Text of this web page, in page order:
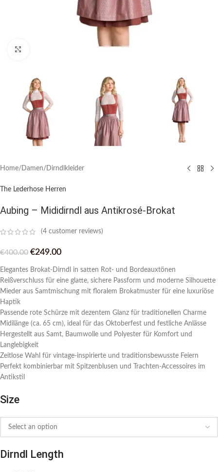
Home/ Damen/ Dirndlkleider
The Lederhose Herren
Aubing – Mididirndl aus Antikrosé-Brokat
(4 customer reviews)
€400.00 €249.00
Elegantes Brokat-Dirndl in satten Rot- und Bordeauxtönen
Reißverschluss für eine glatte, sichere Passform und moderne Silhouette
Mieder aus Samtmischung mit floralem Brokatmuster für eine luxuriöse
Haptik
Passende rote Schürze mit dezentem Glanz für traditionellen Charme
Midilänge (ca. 65 cm), ideal für das Oktoberfest und festliche Anlässe
Hergestellt aus Samt, Baumwolle und Polyester für Komfort und
Langlebigkeit
Zeitlose Wahl für vintage-inspirierte und traditionsbewusste Feiern
Perfekt kombinierbar mit Spitzenblusen und Trachten-Accessoires im
Antikstil
Size
Dirndl Length